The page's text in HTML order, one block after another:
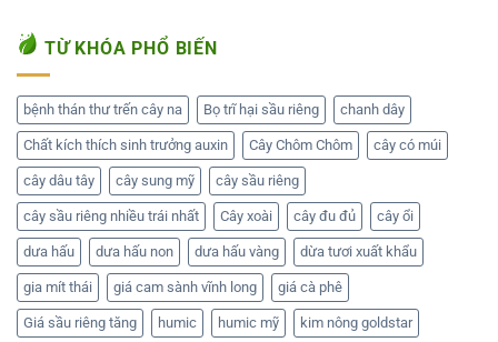
TỪ KHÓA PHỔ BIẾN
bệnh thán thư trến cây na Bọ trĩ hại sầu riêng chanh dây
Chất kích thích sinh trưởng auxin Cây Chôm Chôm cây có múi
cây dâu tây cây sung mỹ cây sầu riêng
cây sầu riêng nhiều trái nhất Cây xoài cây đu đủ cây ổi
dưa hấu dưa hấu non dưa hấu vàng dừa tươi xuất khẩu
gia mít thái giá cam sành vĩnh long giá cà phê
Giá sầu riêng tăng humic humic mỹ kim nông goldstar